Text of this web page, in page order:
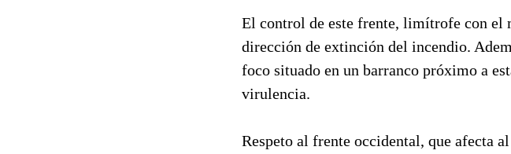
El control de este frente, limítrofe con el
dirección de extinción del incendio.
foco situado en un barranco próximo a
virulencia.
Respeto al frente occidental, que afecta